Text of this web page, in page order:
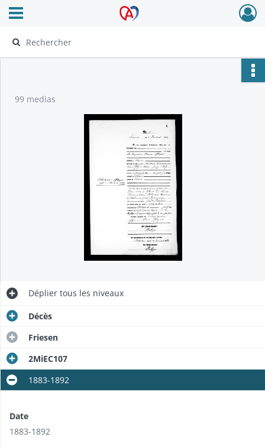
Archives Alsace - Colmar
Ouvrir le menu déroulant
99 medias
Déplier tous les niveaux
Décès
Friesen
2MiEC107
1883-1892
Date
1883-1892